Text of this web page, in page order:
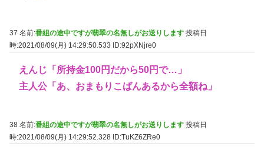
37 名前:番組の途中ですが翡翠の名無しがお送りします 投稿日
時:2021/08/09(月) 14:29:50.533 ID:92pXNjre0
えんじ「所持金100円だから50円で…」
主人公「あ、おまもりこばんあるから全額ね」
38 名前:番組の途中ですが翡翠の名無しがお送りします 投稿日
時:2021/08/09(月) 14:29:52.328 ID:TuKZ6ZRe0